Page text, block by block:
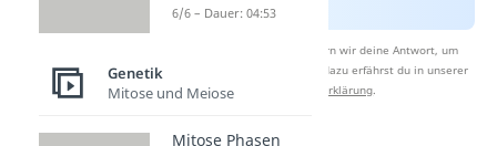
Nach Beantwortung speichern wir deine Antwort, um
Studyflix zu verbessern. Mehr dazu erfährst du in unserer
Datenschutzerklärung.
6/6 – Dauer: 04:53
Genetik
Mitose und Meiose
Mitose Phasen